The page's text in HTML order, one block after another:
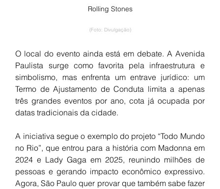
Rolling Stones
(Foto: Divulgação)
O local do evento ainda está em debate. A Avenida
Paulista surge como favorita pela infraestrutura e
simbolismo, mas enfrenta um entrave jurídico: um
Termo de Ajustamento de Conduta limita a apenas
três grandes eventos por ano, cota já ocupada por
datas tradicionais da cidade.
A iniciativa segue o exemplo do projeto “Todo Mundo
no Rio”, que entrou para a história com Madonna em
2024 e Lady Gaga em 2025, reunindo milhões de
pessoas e gerando impacto econômico expressivo.
Agora, São Paulo quer provar que também sabe fazer